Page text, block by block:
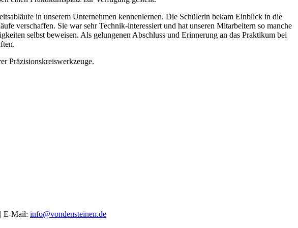
in unserem Unternehmen kennenlernen. Die Schülerin bekam Einblick in die
verschaffen. Sie war sehr Technik-interessiert und hat unseren Mitarbeitern so manche
selbst beweisen. Als gelungenen Abschluss und Erinnerung an das Praktikum bei
Präzisionskreiswerkzeuge.
E-Mail: info@vondensteinen.de